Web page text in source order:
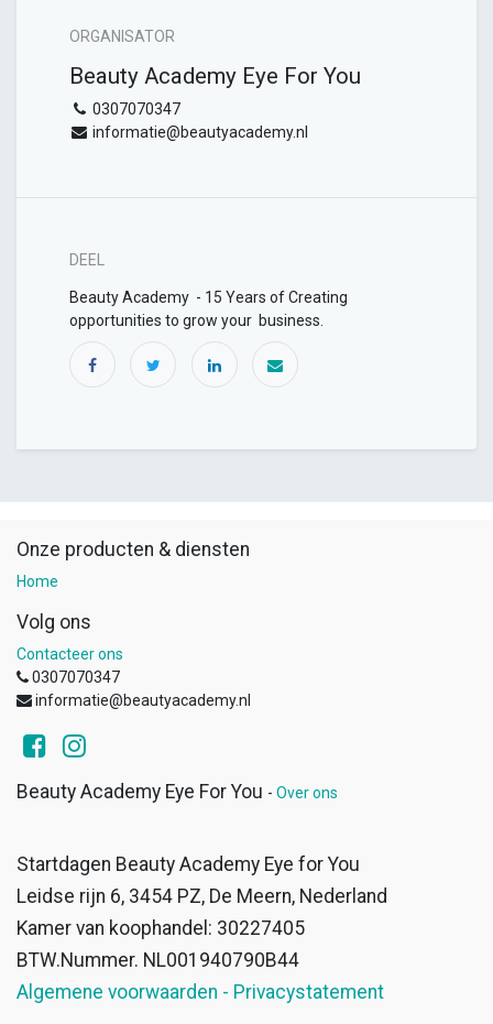
ORGANISATOR
Beauty Academy Eye For You
0307070347
informatie@beautyacademy.nl
DEEL
Beauty Academy - 15 Years of Creating
opportunities to grow your business.
Onze producten & diensten
Home
Volg ons
Contacteer ons
0307070347
informatie@beautyacademy.nl
Beauty Academy Eye For You - Over ons
Startdagen Beauty Academy Eye for You
Leidse rijn 6, 3454 PZ, De Meern, Nederland
Kamer van koophandel: 30227405
BTW.Nummer. NL001940790B44
Algemene voorwaarden - Privacystatement